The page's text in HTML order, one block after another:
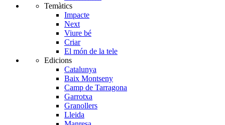
Temàtics
Impacte
Next
Viure bé
Criar
El món de la tele
Edicions
Catalunya
Baix Montseny
Camp de Tarragona
Garrotxa
Granollers
Lleida